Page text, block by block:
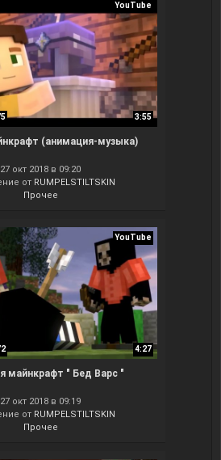
YouTube
3:55
(анимация-музыка)
27 окт 2018 в 09:20
от RUMPELSTILTSKIN
Прочее
YouTube
4:27
майнкрафт " Бед Варс "
27 окт 2018 в 09:19
от RUMPELSTILTSKIN
Прочее